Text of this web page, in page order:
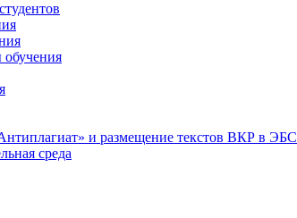
обучения
и размещение текстов ВКР в ЭБС
среда